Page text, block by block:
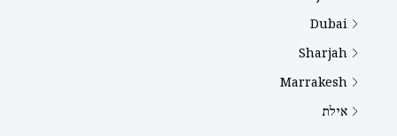
Dubai
Sharjah
Marrakesh
אילת